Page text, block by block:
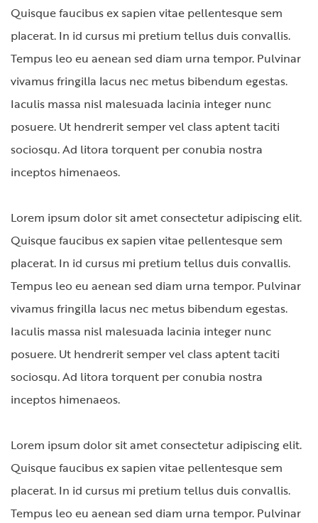
Quisque faucibus ex sapien vitae pellentesque sem
placerat. In id cursus mi pretium tellus duis convallis.
Tempus leo eu aenean sed diam urna tempor. Pulvinar
vivamus fringilla lacus nec metus bibendum egestas.
Iaculis massa nisl malesuada lacinia integer nunc
posuere. Ut hendrerit semper vel class aptent taciti
sociosqu. Ad litora torquent per conubia nostra
inceptos himenaeos.
Lorem ipsum dolor sit amet consectetur adipiscing elit.
Quisque faucibus ex sapien vitae pellentesque sem
placerat. In id cursus mi pretium tellus duis convallis.
Tempus leo eu aenean sed diam urna tempor. Pulvinar
vivamus fringilla lacus nec metus bibendum egestas.
Iaculis massa nisl malesuada lacinia integer nunc
posuere. Ut hendrerit semper vel class aptent taciti
sociosqu. Ad litora torquent per conubia nostra
inceptos himenaeos.
Lorem ipsum dolor sit amet consectetur adipiscing elit.
Quisque faucibus ex sapien vitae pellentesque sem
placerat. In id cursus mi pretium tellus duis convallis.
Tempus leo eu aenean sed diam urna tempor. Pulvinar